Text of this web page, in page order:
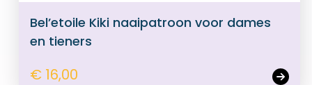
Bel’etoile Kiki naaipatroon voor dames
en tieners
€ 16,00